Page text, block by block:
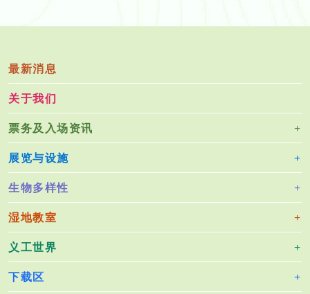
最新消息
关于我们
票务及入场资讯
展览与设施
生物多样性
湿地教室
义工世界
下载区